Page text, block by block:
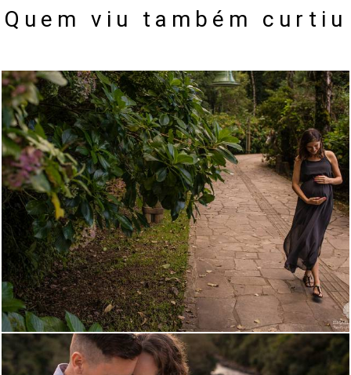
Quem viu também curtiu
2187 14